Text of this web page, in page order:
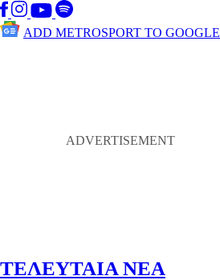
ADD METROSPORT TO GOOGLE
ΤΕΛΕΥΤΑΙΑ ΝΕΑ